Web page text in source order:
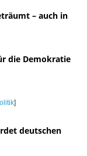
– auch in
die Demokratie
]
deutschen